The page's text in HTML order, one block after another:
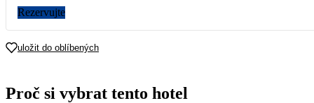
Rezervujte
uložit do oblíbených
Proč si vybrat tento hotel